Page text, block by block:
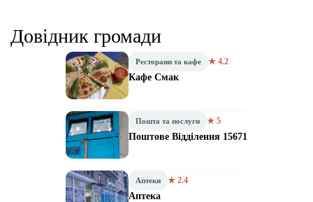
Довідник громади
Ресторани та кафе ★ 4.2
Кафе Смак
Пошта та послуги ★ 5
Поштове Відділення 15671
Аптеки ★ 2.4
Аптека